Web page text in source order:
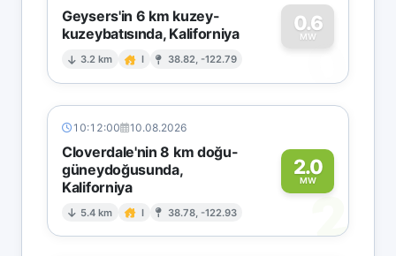
Geysers'in 6 km kuzey-
kuzeybatısında, Kaliforniya
3.2 km I 38.82, -122.79
0.6
MW
0
10:12:00 10.08.2026
Cloverdale'nin 8 km doğu-
güneydoğusunda,
Kaliforniya
5.4 km I 38.78, -122.93
2.0
MW
2